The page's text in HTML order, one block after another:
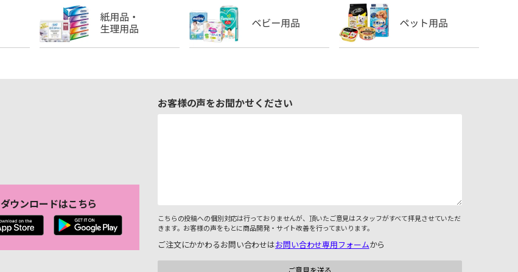
ダウンロードはこちら
お客様の声をお聞かせください
こちらの投稿への個別対応は行っておりませんが、頂いたご意見はスタッフがすべて拝見させていただ
きます。お客様の声をもとに商品開発・サイト改善を行ってまいります。
ご注文にかかわるお問い合わせはお問い合わせ専用フォームから